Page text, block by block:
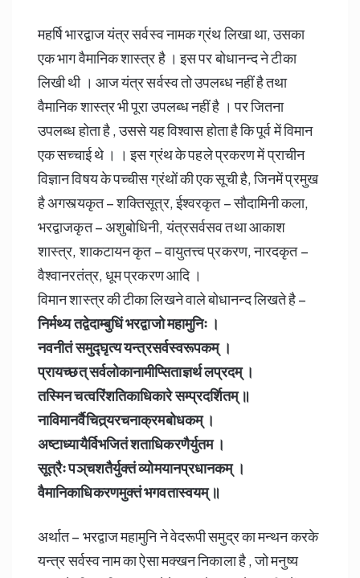
महर्षि भारद्वाज यंत्र सर्वस्व नामक ग्रंथ लिखा था, उसका
एक भाग वैमानिक शास्त्र है । इस पर बोधानन्द ने टीका
लिखी थी । आज यंत्र सर्वस्व तो उपलब्ध नहीं है तथा
वैमानिक शास्त्र भी पूरा उपलब्ध नहीं है । पर जितना
उपलब्ध होता है , उससे यह विश्वास होता है कि पूर्व में विमान
एक सच्चाई थे । । इस ग्रंथ के पहले प्रकरण में प्राचीन
विज्ञान विषय के पच्चीस ग्रंथों की एक सूची है, जिनमें प्रमुख
है अगस्त्यकृत – शक्तिसूत्र, ईश्वरकृत – सौदामिनी कला,
भरद्वाजकृत – अशुबोधिनी, यंत्रसर्वसव तथा आकाश
शास्त्र, शाकटायन कृत – वायुतत्त्व प्रकरण, नारदकृत –
वैश्वानरतंत्र, धूम प्रकरण आदि ।
विमान शास्त्र की टीका लिखने वाले बोधानन्द लिखते है –
निर्मथ्य तद्वेदाम्बुधिं भरद्वाजो महामुनिः ।
नवनीतं समुद्घृत्य यन्त्रसर्वस्वरूपकम्‌ ।
प्रायच्छत्‌ सर्वलोकानामीप्सिताज्ञर्थ लप्रदम्‌ ।
तस्मिन चत्वरिंशतिकाधिकारे सम्प्रदर्शितम्‌ ॥
नाविमानर्वैचित्र्‌यरचनाक्रमबोधकम्‌ ।
अष्टाध्यायैर्विभजितं शताधिकरणैर्युतम ।
सूत्रैः पञ्‌चशतैर्युक्तं व्योमयानप्रधानकम्‌ ।
वैमानिकाधिकरणमुक्तं भगवतास्वयम्‌ ॥
अर्थात – भरद्वाज महामुनि ने वेदरूपी समुद्र का मन्थन करके
यन्त्र सर्वस्व नाम का ऐसा मक्खन निकाला है , जो मनुष्य